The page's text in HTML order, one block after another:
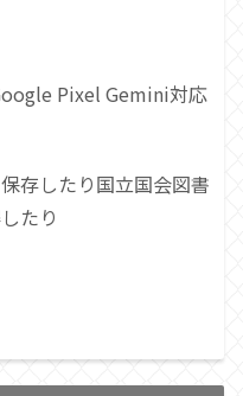
Pixel Gemini対応
存したり国立国会図書
たり